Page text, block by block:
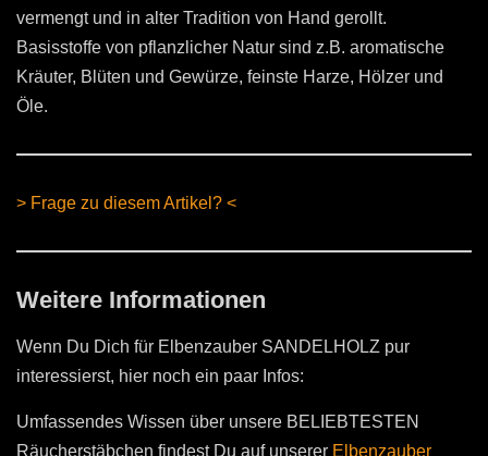
vermengt und in alter Tradition von Hand gerollt.
Basisstoffe von pflanzlicher Natur sind z.B. aromatische
Kräuter, Blüten und Gewürze, feinste Harze, Hölzer und
Öle.
> Frage zu diesem Artikel? <
Weitere Informationen
Wenn Du Dich für Elbenzauber SANDELHOLZ pur
interessierst, hier noch ein paar Infos:
Umfassendes Wissen über unsere BELIEBTESTEN
Räucherstäbchen findest Du auf unserer Elbenzauber